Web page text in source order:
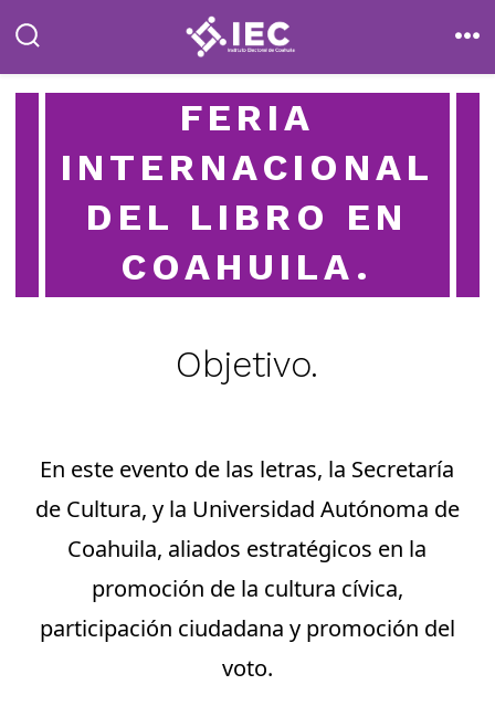
contenido
la
búsqueda
FERIA
INTERNACIONAL
DEL LIBRO EN
COAHUILA.
Objetivo.
En este evento de las letras, la Secretaría
de Cultura, y la Universidad Autónoma de
Coahuila, aliados estratégicos en la
promoción de la cultura cívica,
participación ciudadana y promoción del
voto.